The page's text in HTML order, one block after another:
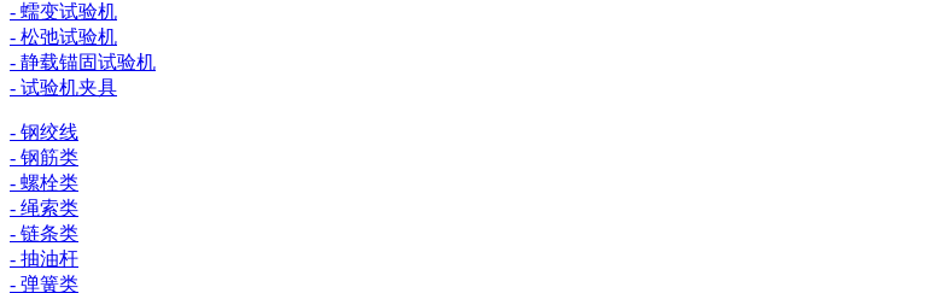
- 蠕变试验机
- 松弛试验机
- 静载锚固试验机
- 试验机夹具
- 钢绞线
- 钢筋类
- 螺栓类
- 绳索类
- 链条类
- 抽油杆
- 弹簧类